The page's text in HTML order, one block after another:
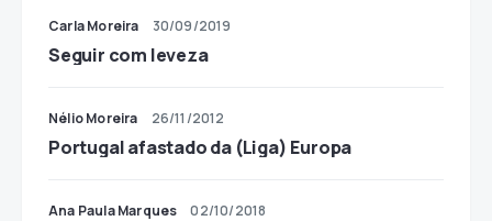
Carla Moreira 30/09/2019
Seguir com leveza
Nélio Moreira 26/11/2012
Portugal afastado da (Liga) Europa
Ana Paula Marques 02/10/2018